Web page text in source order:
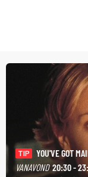
TIP
YOU'VE GOT
VANAVOND 20:30 -